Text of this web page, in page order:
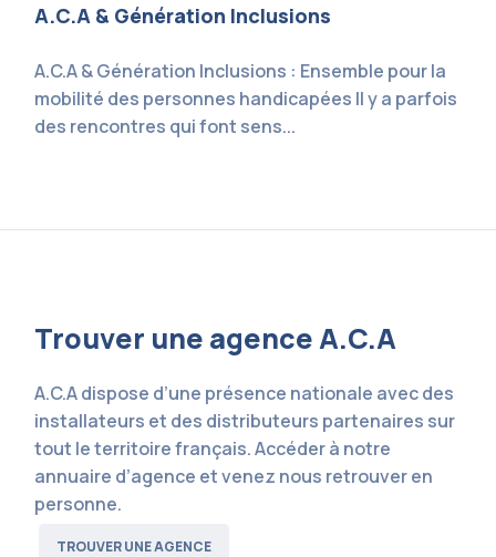
A.C.A & Génération Inclusions
A.C.A & Génération Inclusions : Ensemble pour la
mobilité des personnes handicapées Il y a parfois
des rencontres qui font sens...
TROUVER UNE AGENCE
Trouver une agence A.C.A
A.C.A dispose d’une présence nationale avec des
installateurs et des distributeurs partenaires sur
tout le territoire français. Accéder à notre
annuaire d’agence et venez nous retrouver en
personne.